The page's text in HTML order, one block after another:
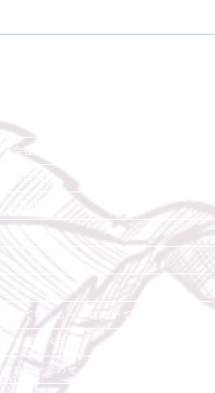
全国ツアー2026」@大阪城ホ
たくさんのご注文りがとうござい
ました！✨ 2026年7月16日(木)
「乃木坂46真夏の全国ツアー
2026」@大阪城ホール
https://www.nogizaka46.com/s/n
46/news/detail/101974 こちらの
イベントのお花はご注文金額に関
係なく送料無料になります。 回
収も指定の時間内にてご対応させ
て頂きます。 ■フラワースタン
ド送付先と到着日時 受付 …7月
14日(火)
会社概要・店舗紹介
オプション
立て札・カードについて
ご注文ページ
お問い合わせ